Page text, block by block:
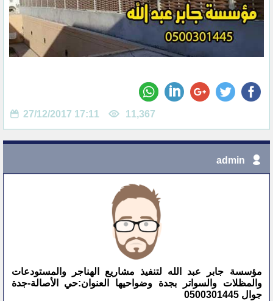
27/12/2017 17:11 11,367
admin
مؤسسة جابر عبد الله لتنفيذ مشاريع الهناجر والمستودعات
والمظلات والسواتر بجدة وضواحيها العنوان:حي الأصالة-جدة
جوال 0500301445